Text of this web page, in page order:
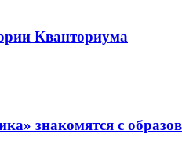
Кванториума
знакомятся с